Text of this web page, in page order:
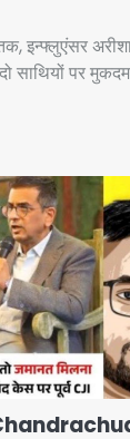
इन्फ्लुएंसर
साथियों पर